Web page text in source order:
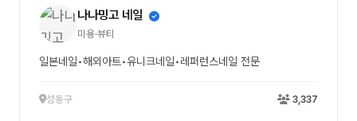
나나밍고 네일
미용·뷰티
일본네일•해외아트•유니크네일•레퍼런스네일 전문
성동구 3,337